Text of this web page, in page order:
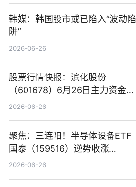
韩媒：韩国股市或已陷入“波动陷
阱”
2026-06-26
股票行情快报：滨化股份
（601678）6月26日主力资金净
卖出5964.34万元
2026-06-26
聚焦：三连阳！半导体设备ETF
国泰（159516）逆势收涨
3.5%，近10日累计净流入超65
2026-06-26